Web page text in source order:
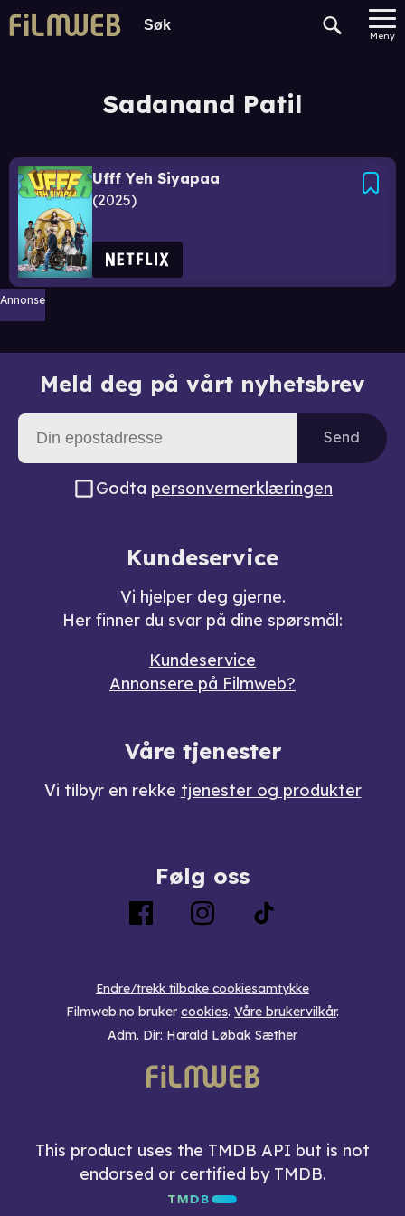
Meny
Sadanand Patil
Ufff Yeh Siyapaa
2025
Annonse
Meld deg på vårt nyhetsbrev
Send
Godta personvernerklæringen
Kundeservice
Vi hjelper deg gjerne.
Her finner du svar på dine spørsmål:
Kundeservice
Annonsere på Filmweb?
Våre tjenester
Vi tilbyr en rekke tjenester og produkter
Følg oss
Endre/trekk tilbake cookiesamtykke
Filmweb.no bruker cookies. Våre brukervilkår.
Adm. Dir: Harald Løbak Sæther
This product uses the TMDB API but is not
endorsed or certified by TMDB.